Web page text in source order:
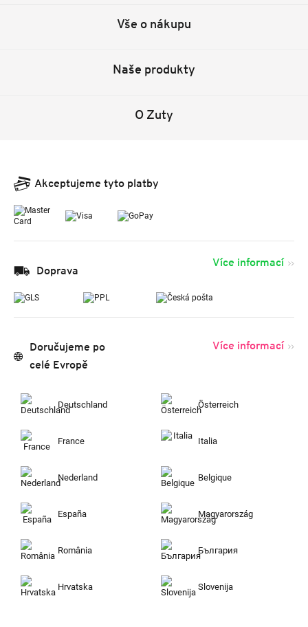
Vše o nákupu
Naše produkty
O Zuty
Akceptujeme tyto platby
Doprava
Více informací
Doručujeme po
celé Evropě
Více informací
Deutschland Österreich
France Italia
Nederland Belgique
España Magyarország
România България
Hrvatska Slovenija